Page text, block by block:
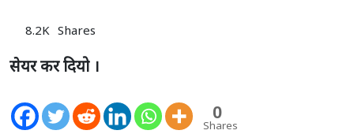
8.2K Shares
सेयर कर दियो ।
0
Shares